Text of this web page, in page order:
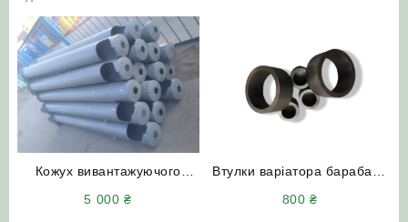
Кожух вивантажуючого
5 000₴
Втулки варіатора барабана
800₴